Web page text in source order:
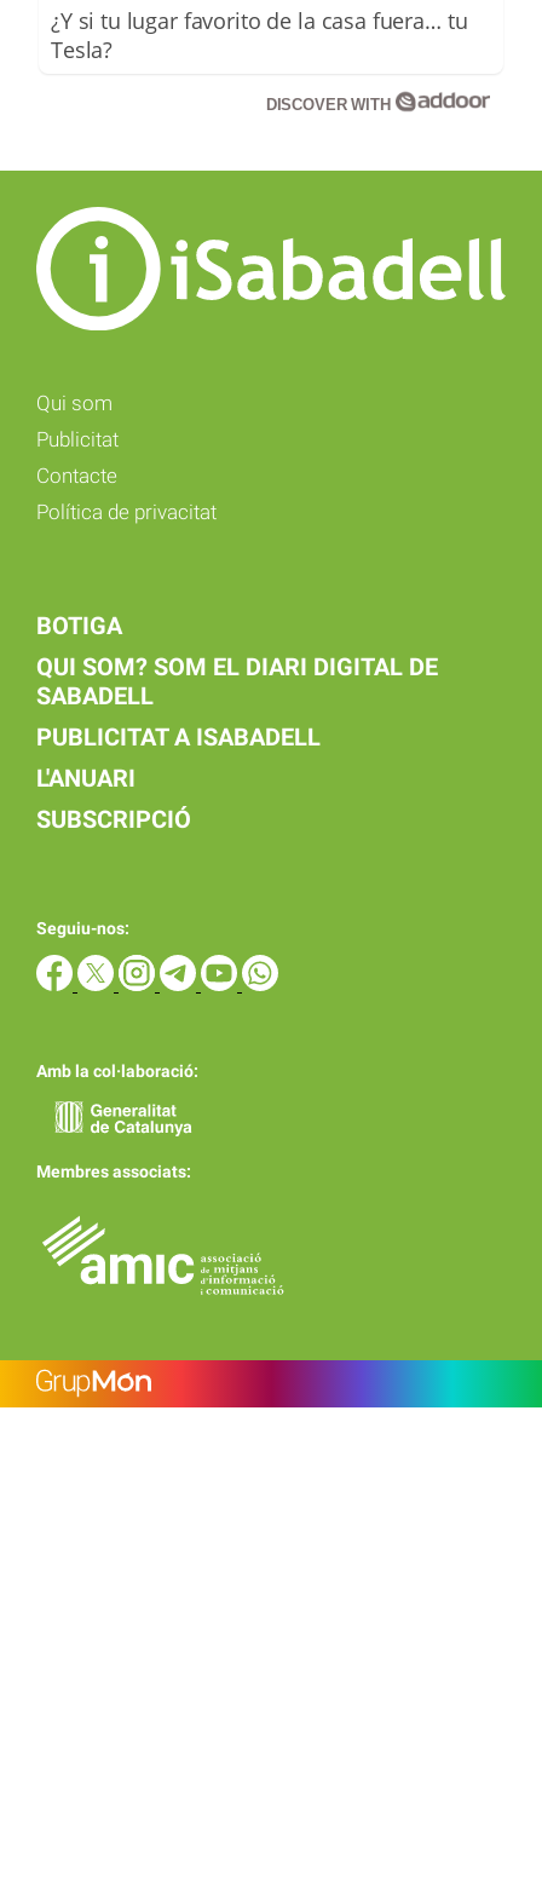
¿Y si tu lugar favorito de la casa fuera… tu
Tesla?
DISCOVER WITH
Qui som
Publicitat
Contacte
Política de privacitat
BOTIGA
QUI SOM? SOM EL DIARI DIGITAL DE
SABADELL
PUBLICITAT A ISABADELL
L'ANUARI
SUBSCRIPCIÓ
Seguiu-nos:
Amb la col·laboració:
Membres associats: